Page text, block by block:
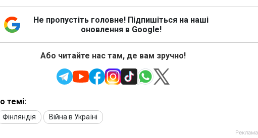
Не пропустіть головне! Підпишіться на наші
оновлення в Google!
Або читайте нас там, де вам зручно!
темі:
Фінляндія Війна в Україні